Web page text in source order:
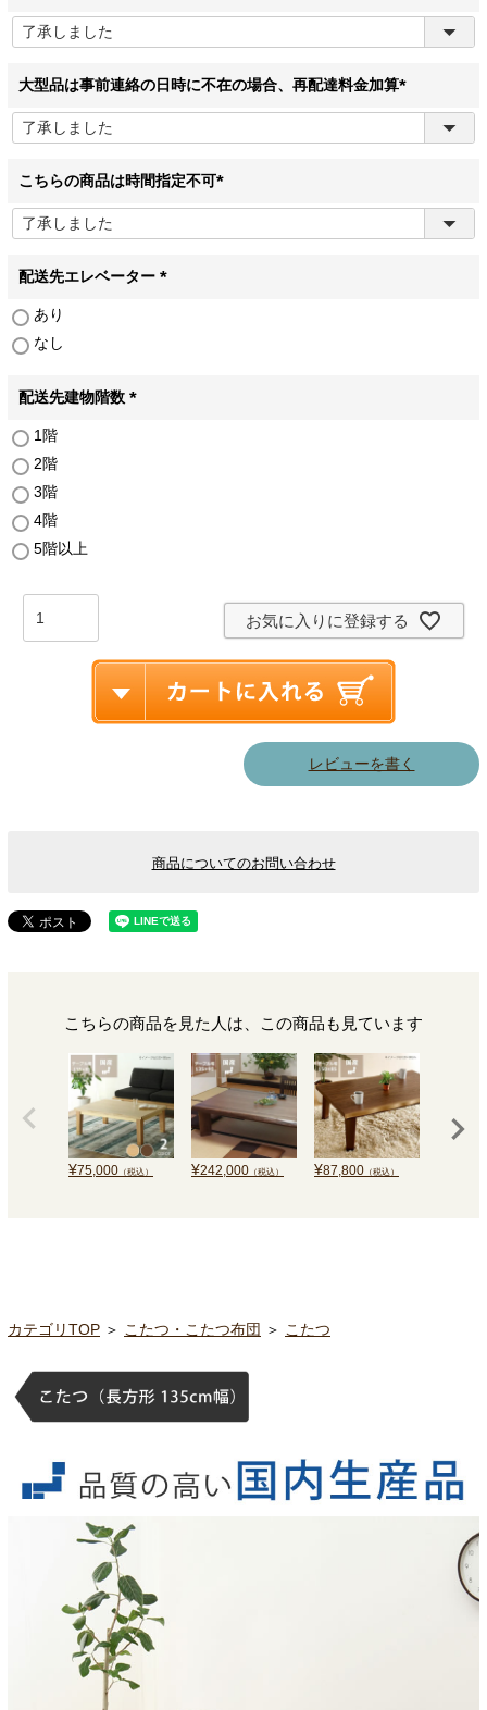
(
)
大型品は事前連絡の日時に不在の場合、再配達料金加算
(
こちらの商品は時間指定不可
(
配送先エレベーター
あり
なし
配送先建物階数
1階
2階
3階
4階
5階以上
お気に入りに登録する
レビューを書く
商品についてのお問い合わせ
こちらの商品を見た人は、この商品も見ています
¥75,000 （税込） ¥242,000 （税込） ¥87,800 （税込）
カテゴリTOP ＞ こたつ・こたつ布団 ＞ こたつ